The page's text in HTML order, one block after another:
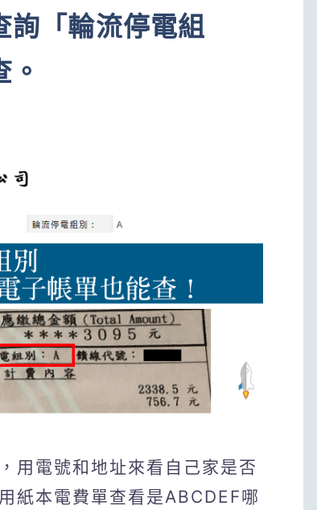
詢「輪流停電組
用電號和地址來看自己家是否
紙本電費單查看是ABCDEF哪